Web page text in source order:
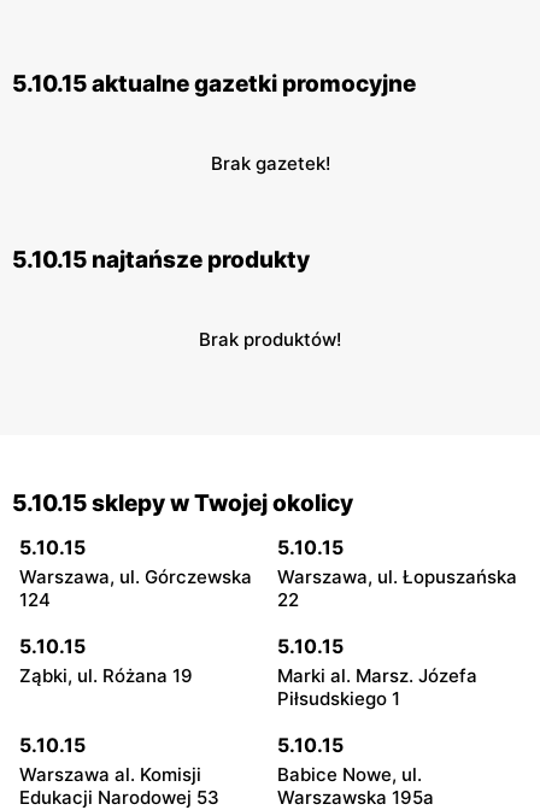
5.10.15 aktualne gazetki promocyjne
Brak gazetek!
5.10.15 najtańsze produkty
Brak produktów!
5.10.15 sklepy w Twojej okolicy
5.10.15
Warszawa, ul. Górczewska
124
5.10.15
Warszawa, ul. Łopuszańska
22
5.10.15
Ząbki, ul. Różana 19
5.10.15
Marki al. Marsz. Józefa
Piłsudskiego 1
5.10.15
Warszawa al. Komisji
Edukacji Narodowej 53
5.10.15
Babice Nowe, ul.
Warszawska 195a